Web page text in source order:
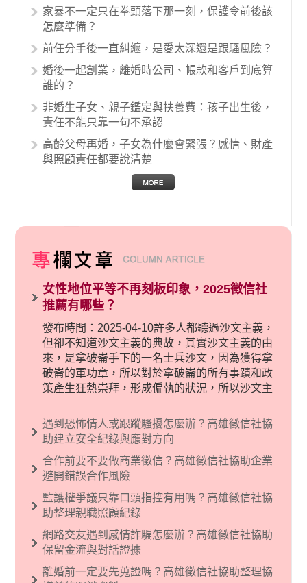
生與病患之間引起的糾紛還是經常發生。很多案
例中最後都走向訴訟流程，我們如果不幸遇到相
的內容其實非常多，有些案例…
家暴不一定只在拳頭落下那一刻，保護令前後該
怎麼準備？
前任分手後一直糾纏，是愛太深還是跟騷風險？
婚後一起創業，離婚時公司、帳款和客戶到底算
誰的？
非婚生子女、親子鑑定與扶養費：孩子出生後，
責任不能只靠一句不承認
高齡父母再婚，子女為什麼會緊張？感情、財產
與照顧責任都要說清楚
女性地位平等不再刻板印象，2025徵信社
推薦有哪些？
發布時間：2025-04-10許多人都聽過沙文主義，
但卻不知道沙文主義的典故，其實沙文主義的由
來，是拿破崙手下的一名士兵沙文，因為獲得拿
破崙的軍功章，所以對於拿破崙的所有事蹟和政
策產生狂熱崇拜，形成偏執的狀況，所以沙文主
義後來就被拿來暗指偏見和歧視，而且有沙文主
義傾向的人，通常對於自己的國家和民族有超強
烈的卓越感，因而瞧不起其他國家的人，所以沙
現了男性沙文…
遇到恐怖情人或跟蹤騷擾怎麼辦？高雄徵信社協
助建立安全紀錄與應對方向
合作前要不要做商業徵信？高雄徵信社協助企業
避開錯誤合作風險
監護權爭議只靠口頭指控有用嗎？高雄徵信社協
助整理親職照顧紀錄
網路交友遇到感情詐騙怎麼辦？高雄徵信社協助
保留金流與對話證據
離婚前一定要先蒐證嗎？高雄徵信社協助整理協